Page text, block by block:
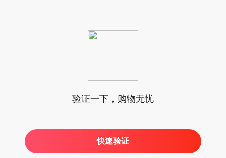
验证一下，购物无忧
快速验证